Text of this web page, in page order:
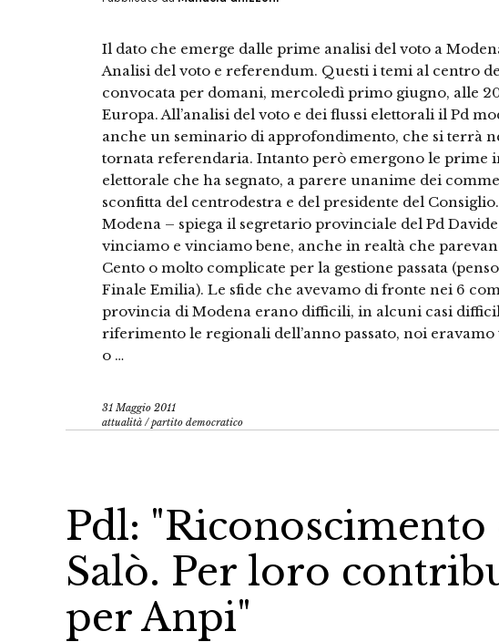
Il dato che emerge dalle prime analisi del voto a
Analisi del voto e referendum. Questi i temi al centro
convocata per domani, mercoledì primo giugno, alle
Europa. All’analisi del voto e dei flussi elettorali il Pd
anche un seminario di approfondimento, che si terrà
tornata referendaria. Intanto però emergono le prime
elettorale che ha segnato, a parere unanime dei
sconfitta del centrodestra e del presidente del
Modena – spiega il segretario provinciale del Pd
vinciamo e vinciamo bene, anche in realtà che
Cento o molto complicate per la gestione passata
Finale Emilia). Le sfide che avevamo di fronte nei 6
provincia di Modena erano difficili, in alcuni casi
riferimento le regionali dell’anno passato, noi
o …
31 Maggio 2011
attualità /partito democratico
Pdl:
Salò. Per loro
per Anpi"